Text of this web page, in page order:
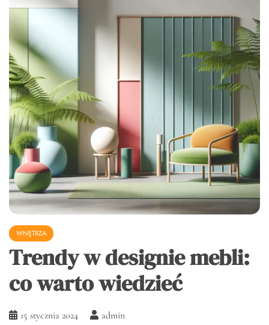
WNĘTRZA
Trendy w designie mebli:
co warto wiedzieć
15 stycznia 2024 admin